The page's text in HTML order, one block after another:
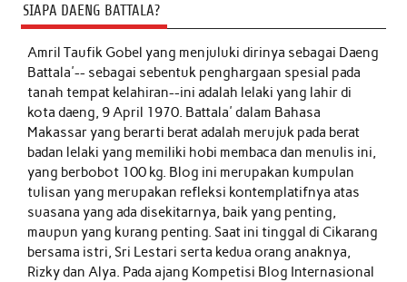
SIAPA DAENG BATTALA?
Amril Taufik Gobelyang menjuluki dirinya sebagai Daeng
Battala'-- sebagai sebentuk penghargaan spesial pada
tanah tempat kelahiran--ini adalah lelaki yang lahir di
kota daeng, 9 April 1970. Battala' dalam Bahasa
Makassar yang berarti berat adalah merujuk pada berat
badan lelaki yang memiliki hobi membaca dan menulis ini,
yang berbobot 100 kg. Blog ini merupakan kumpulan
tulisan yang merupakan refleksi kontemplatifnya atas
suasana yang ada disekitarnya, baik yang penting,
maupun yang kurang penting. Saat ini tinggal di Cikarang
bersama istri, Sri Lestari serta kedua orang anaknya,
Rizky dan Alya. Pada ajang Kompetisi Blog Internasional